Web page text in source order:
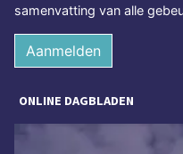
samenvatting van alle
Aanmelden
ONLINE DAGBLADEN